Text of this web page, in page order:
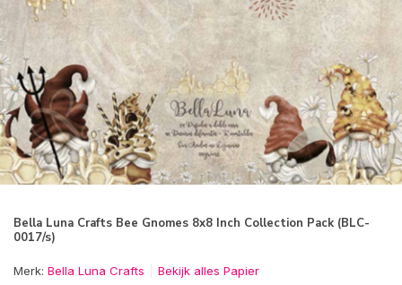
Bella Luna Crafts Bee Gnomes 8x8 Inch Collection Pack (BLC-
0017/s)
Merk: Bella Luna Crafts Bekijk alles Papier